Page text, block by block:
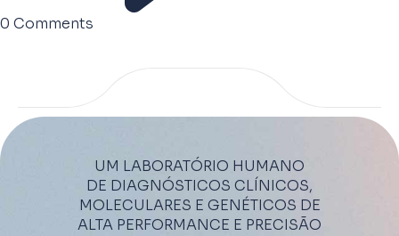
0 Comments
UM LABORATÓRIO HUMANO
DE DIAGNÓSTICOS CLÍNICOS,
MOLECULARES E GENÉTICOS DE
ALTA PERFORMANCE E PRECISÃO